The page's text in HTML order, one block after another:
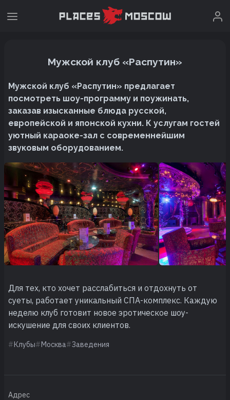
Мужской клуб «Распутин»
Мужской клуб «Распутин» предлагает
посмотреть шоу-программу и поужинать,
заказав изысканные блюда русской,
европейской и японской кухни. К услугам гостей
уютный караоке-зал с современнейшим
звуковым оборудованием.
Для тех, кто хочет расслабиться и отдохнуть от
суеты, работает уникальный СПА-комплекс. Каждую
неделю клуб готовит новое эротическое шоу-
искушение для своих клиентов.
Клубы Москва Заведения
Адрес